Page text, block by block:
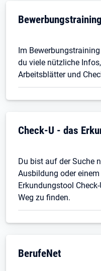
Bewerbungstraining
Im
du viele nützliche
Arbeitsblätter und
Check-U - das
Du bist auf der Suche
Ausbildung oder
Erkundungstool
Weg zu finden.
BerufeNet